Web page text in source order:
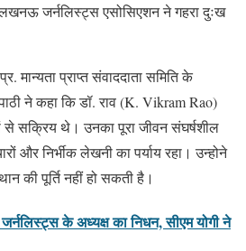
जर्नलिस्ट्स एसोसिएशन ने गहरा दुःख
मान्यता प्राप्त संवाददाता समिति के
ने कहा कि डॉ. राव (K. Vikram Rao)
से सक्रिय थे। उनका पूरा जीवन संघर्षशील
और निर्भीक लेखनी का पर्याय रहा। उन्होने
की पूर्ति नहीं हो सकती है।
के अध्यक्ष का निधन, सीएम योगी ने